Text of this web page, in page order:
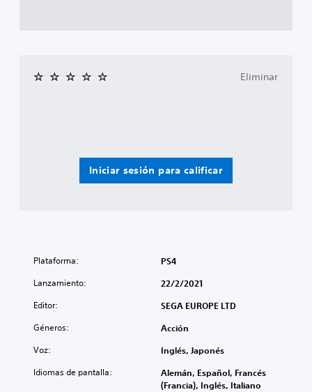
Iniciar sesión para calificar
Eliminar
Plataforma: PS4
Lanzamiento: 22/2/2021
Editor: SEGA EUROPE LTD
Géneros: Acción
Voz: Inglés, Japonés
Idiomas de pantalla:
Alemán, Español, Francés
(Francia), Inglés, Italiano